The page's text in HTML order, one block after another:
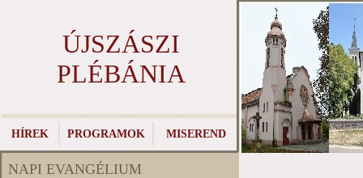
ÚJSZÁSZI
PLÉBÁNIA
HÍREK PROGRAMOK MISEREND
NAPI EVANGÉLIUM